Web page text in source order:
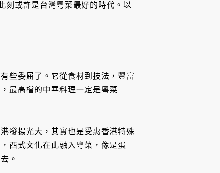
刻或許是台灣粵菜最好的時代。以
些委屈了。它從食材到技法，豐富
最高檔的中華料理一定是粵菜
發揚光大，其實也是受惠香港特殊
西式文化在此融入粵菜，像是蛋
。